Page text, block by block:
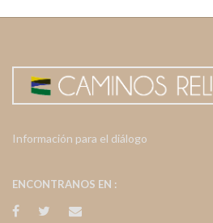
Información para el diálogo
ENCONTRANOS EN :